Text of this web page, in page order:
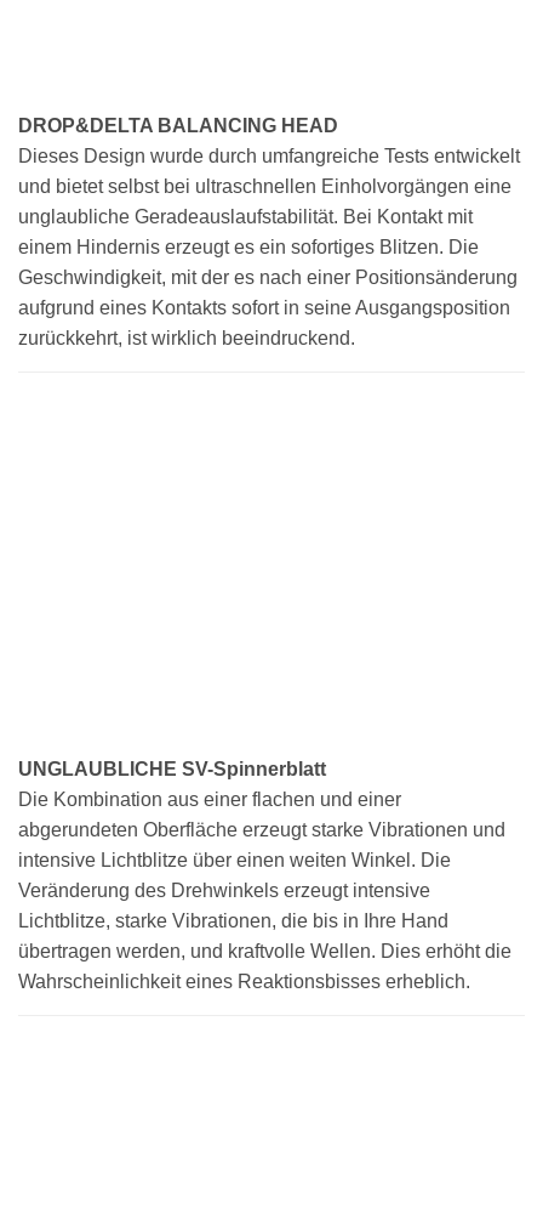
DROP&DELTA BALANCING HEAD
Dieses Design wurde durch umfangreiche Tests entwickelt
und bietet selbst bei ultraschnellen Einholvorgängen eine
unglaubliche Geradeauslaufstabilität. Bei Kontakt mit
einem Hindernis erzeugt es ein sofortiges Blitzen. Die
Geschwindigkeit, mit der es nach einer Positionsänderung
aufgrund eines Kontakts sofort in seine Ausgangsposition
zurückkehrt, ist wirklich beeindruckend.
UNGLAUBLICHE SV-Spinnerblatt
Die Kombination aus einer flachen und einer
abgerundeten Oberfläche erzeugt starke Vibrationen und
intensive Lichtblitze über einen weiten Winkel. Die
Veränderung des Drehwinkels erzeugt intensive
Lichtblitze, starke Vibrationen, die bis in Ihre Hand
übertragen werden, und kraftvolle Wellen. Dies erhöht die
Wahrscheinlichkeit eines Reaktionsbisses erheblich.